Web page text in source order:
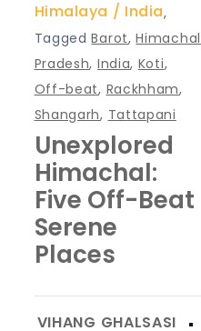
Himalaya ,
India
TaggedBarot,Himachal
Pradesh, India, Koti,
Off-beat, Rackhham,
Shangarh, Tattapani
Unexplored
Himachal:
Five Off-Beat
Serene
Places